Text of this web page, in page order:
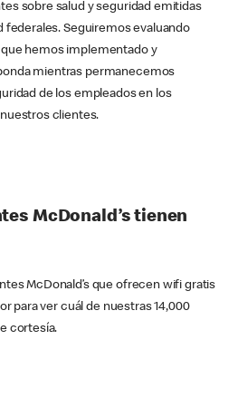
sobre salud y seguridad emitidas
federales. Seguiremos evaluando
hemos implementado y
mientras permanecemos
de los empleados en los
clientes.
McDonald’s tienen
McDonald’s que ofrecen wifi gratis
para ver cuál de nuestras 14,000
cortesía.